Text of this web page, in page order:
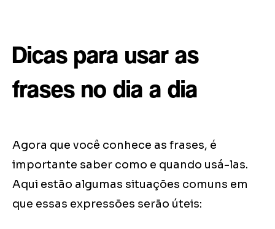
Dicas para usar as
frases no dia a dia
Agora que você conhece as frases, é
importante saber como e quando usá-las.
Aqui estão algumas situações comuns em
que essas expressões serão úteis: